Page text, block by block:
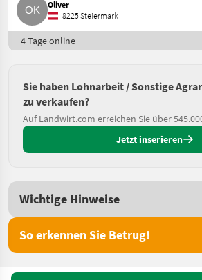
Oliver
8225 Steiermark
4 Tage online
Sie haben Lohnarbeit / Sonstige
zu verkaufen?
Auf Landwirt.com erreichen Sie über
Jetzt inserieren
Wichtige Hinweise
So erkennen Sie Betrug!